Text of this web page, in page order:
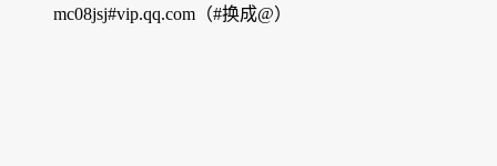
mc08jsj#vip.qq.com（#换成@）